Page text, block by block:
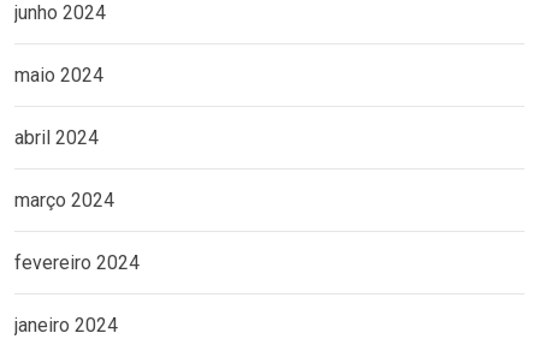
junho 2024
maio 2024
abril 2024
março 2024
fevereiro 2024
janeiro 2024